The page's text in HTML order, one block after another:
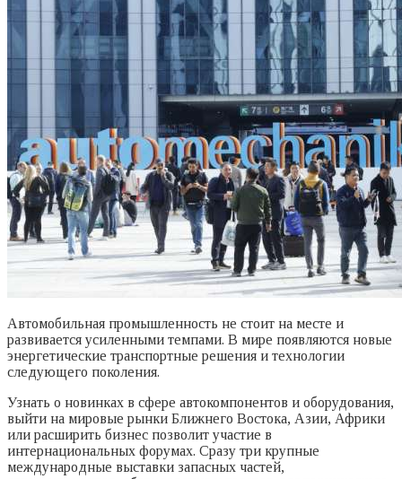
Автомобильная промышленность не стоит на месте и
развивается усиленными темпами. В мире появляются новые
энергетические транспортные решения и технологии
следующего поколения.
Узнать о новинках в сфере автокомпонентов и оборудования,
выйти на мировые рынки Ближнего Востока, Азии, Африки
или расширить бизнес позволит участие в
интернациональных форумах. Сразу три крупные
международные выставки запасных частей,